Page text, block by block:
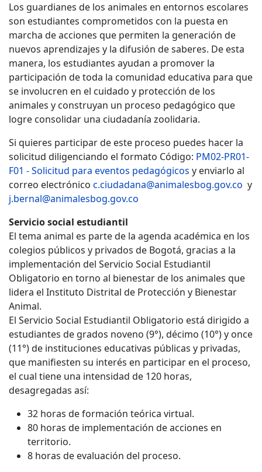
Los guardianes de los animales en entornos escolares
son estudiantes comprometidos con la puesta en
marcha de acciones que permiten la generación de
nuevos aprendizajes y la difusión de saberes. De esta
manera, los estudiantes ayudan a promover la
participación de toda la comunidad educativa para que
se involucren en el cuidado y protección de los
animales y construyan un proceso pedagógico que
logre consolidar una ciudadanía zoolidaria.
Si quieres participar de este proceso puedes hacer la
solicitud diligenciando el formato Código: PM02-PR01-
F01 - Solicitud para eventos pedagógicos y enviarlo al
correo electrónico c.ciudadana@animalesbog.gov.co y
j.bernal@animalesbog.gov.co
Servicio social estudiantil
El tema animal es parte de la agenda académica en los
colegios públicos y privados de Bogotá, gracias a la
implementación del Servicio Social Estudiantil
Obligatorio en torno al bienestar de los animales que
lidera el Instituto Distrital de Protección y Bienestar
Animal.
El Servicio Social Estudiantil Obligatorio está dirigido a
estudiantes de grados noveno (9°), décimo (10°) y once
(11°) de instituciones educativas públicas y privadas,
que manifiesten su interés en participar en el proceso,
el cual tiene una intensidad de 120 horas,
desagregadas así:
32 horas de formación teórica virtual.
80 horas de implementación de acciones en
territorio.
8 horas de evaluación del proceso.